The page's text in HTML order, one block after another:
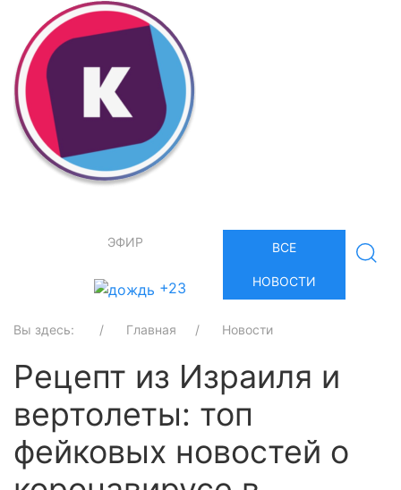
ЭФИР
+23
ВСЕ
НОВОСТИ
Вы здесь: Главная Новости
Рецепт из Израиля и
вертолеты: топ
фейковых новостей о